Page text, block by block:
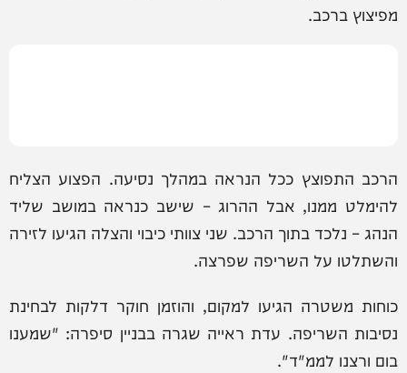
מפיצוץ ברכב.
הרכב התפוצץ ככל הנראה במהלך נסיעה. הפצוע הצליח
להימלט ממנו, אבל ההרוג – שישב כנראה במושב שליד
הנהג – נלכד בתוך הרכב. שני צוותי כיבוי והצלה הגיעו לזירה
והשתלטו על השריפה שפרצה.
כוחות משטרה הגיעו למקום, והוזמן חוקר דלקות לבחינת
נסיבות השריפה. עדת ראייה שגרה בבניין סיפרה: "שמענו
בום ורצנו לממ"ד".